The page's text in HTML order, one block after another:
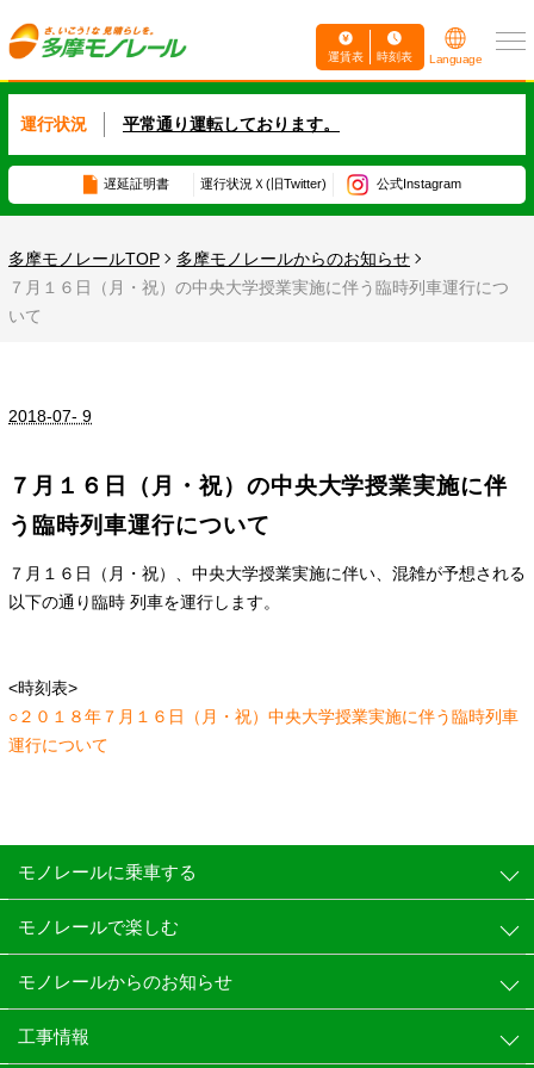
運賃表 時刻表 Language
運行状況 平常通り運転しております。
遅延証明書 運行状況 Ｘ(旧Twitter) 公式Instagram
多摩モノレールTOP
多摩モノレールからのお知らせ
７月１６日（月・祝）の中央大学授業実施に伴う臨時列車運行につ
いて
2018-07- 9
７月１６日（月・祝）の中央大学授業実施に伴
う臨時列車運行について
７月１６日（月・祝）、中央大学授業実施に伴い、混雑が予想される
以下の通り臨時 列車を運行します。
<時刻表>
○２０１８年７月１６日（月・祝）中央大学授業実施に伴う臨時列車
運行について
モノレールに乗車する
モノレールで楽しむ
モノレールからのお知らせ
工事情報